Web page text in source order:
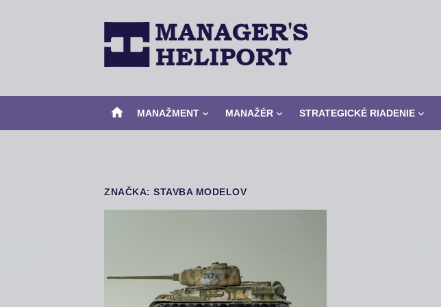
home MANAŽMENT MANAŽÉR STRATEGICKÉ RIADENIE
ZNAČKA: STAVBA MODELOV